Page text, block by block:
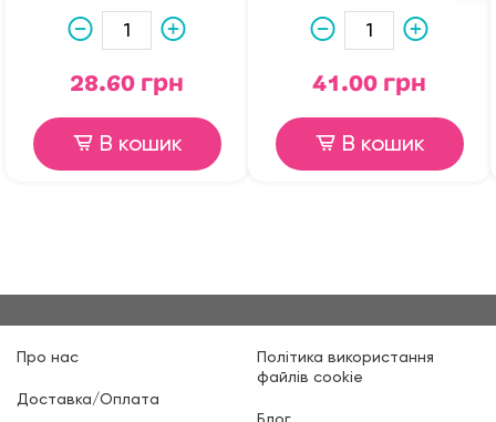
28.60 грн
В кошик
41.00 грн
В кошик
Про нас
Доставка/Оплата
Політика використання
файлів cookie